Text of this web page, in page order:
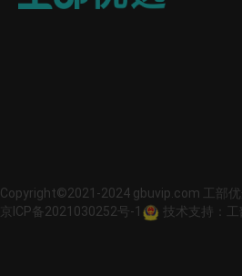
Copyright©2021-2024 gbuvip.com 工部
京ICP备2021030252号-1
技术支持：